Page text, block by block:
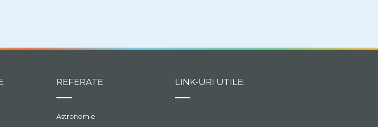
folosit. Hai sa o ajutam
eveniment!
REFERATE
Astronomie
LINK-URI UTILE: